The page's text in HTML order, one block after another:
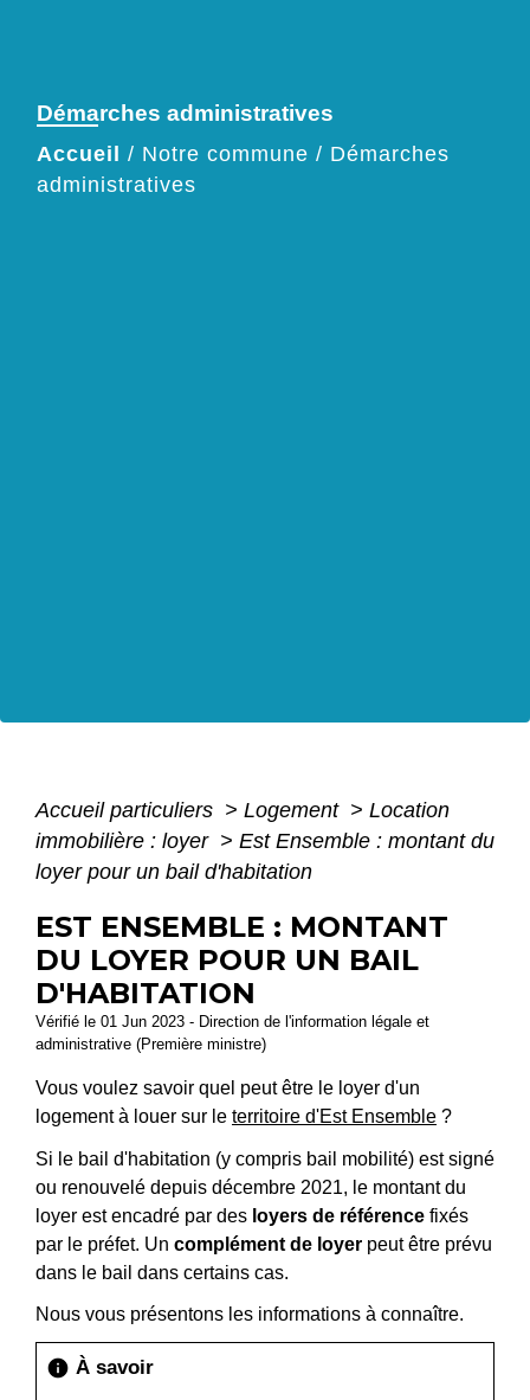
Démarches administratives
Accueil / Notre commune / Démarches
administratives
Accueil particuliers > Logement > Location
immobilière : loyer > Est Ensemble : montant du
loyer pour un bail d'habitation
EST ENSEMBLE : MONTANT
DU LOYER POUR UN BAIL
D'HABITATION
Vérifié le 01 Jun 2023 - Direction de l'information légale et
administrative (Première ministre)
Vous voulez savoir quel peut être le loyer d'un
logement à louer sur le territoire d'Est Ensemble ?
Si le bail d'habitation (y compris bail mobilité) est signé
ou renouvelé depuis décembre 2021, le montant du
loyer est encadré par des loyers de référence fixés
par le préfet. Un complément de loyer peut être prévu
dans le bail dans certains cas.
Nous vous présentons les informations à connaître.
info À savoir